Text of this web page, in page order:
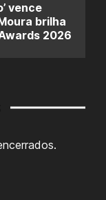
vence
brilha
2026